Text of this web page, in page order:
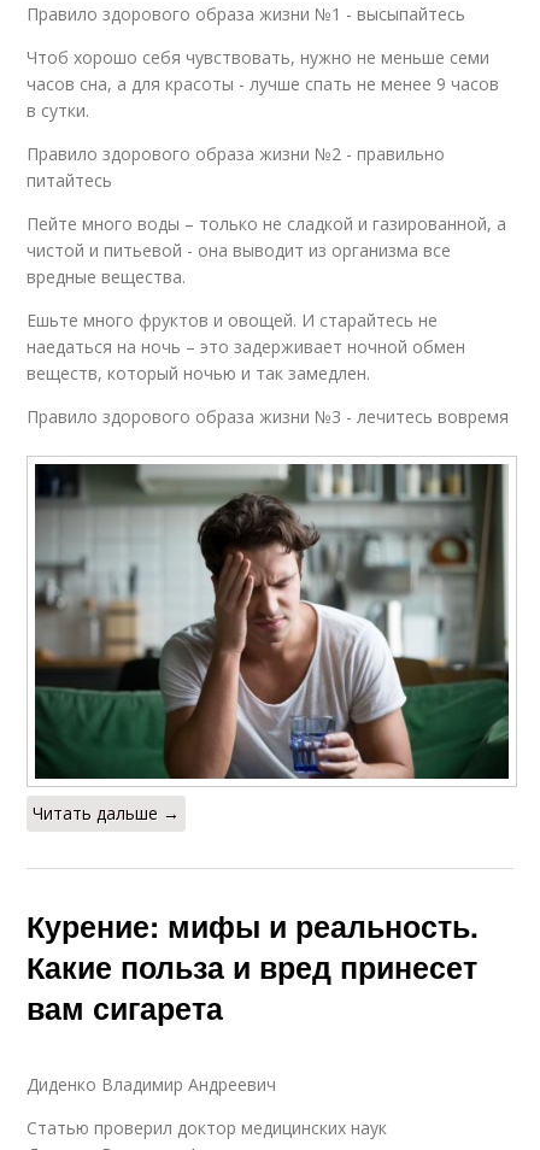
Правило здорового образа жизни №1 - высыпайтесь
Чтоб хорошо себя чувствовать, нужно не меньше семи
часов сна, а для красоты - лучше спать не менее 9 часов
в сутки.
Правило здорового образа жизни №2 - правильно
питайтесь
Пейте много воды – только не сладкой и газированной, а
чистой и питьевой - она выводит из организма все
вредные вещества.
Ешьте много фруктов и овощей. И старайтесь не
наедаться на ночь – это задерживает ночной обмен
веществ, который ночью и так замедлен.
Правило здорового образа жизни №3 - лечитесь вовремя
Читать дальше →
Курение: мифы и реальность.
Какие польза и вред принесет
вам сигарета
Диденко Владимир Андреевич
Статью проверил доктор медицинских наук